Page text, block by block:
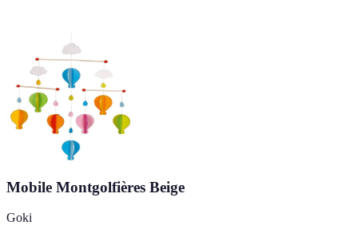
Mobile Montgolfières Beige
Goki